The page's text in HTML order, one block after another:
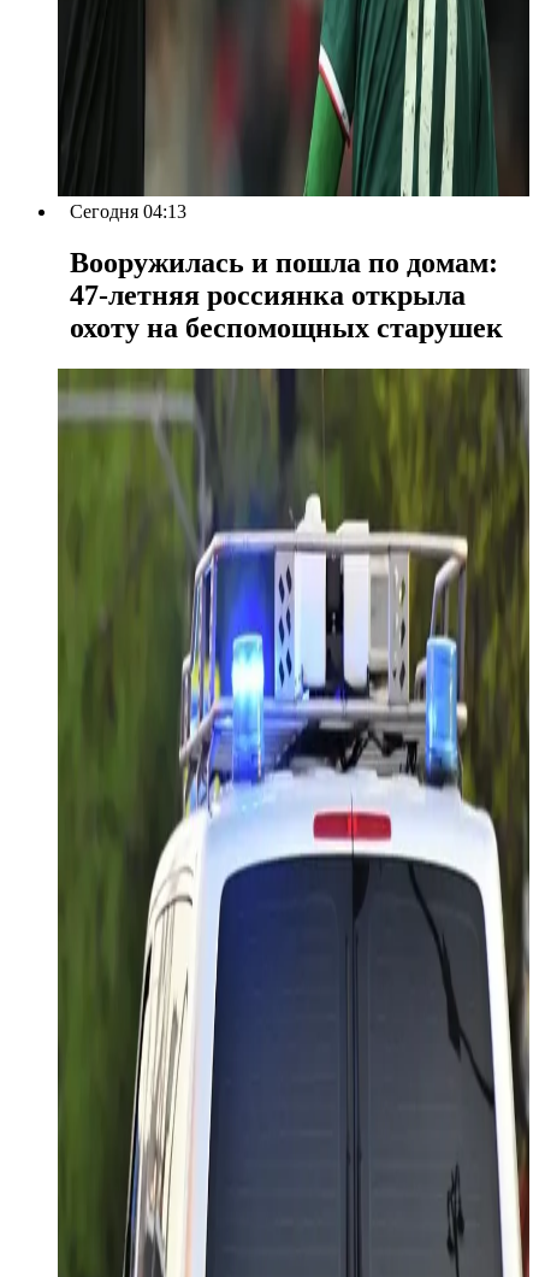
Сегодня 04:13
Вооружилась и пошла по домам:
47-летняя россиянка открыла
охоту на беспомощных старушек